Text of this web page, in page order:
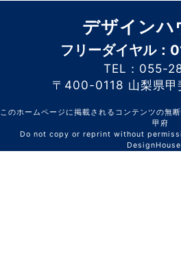
デザインハ
フリーダイヤル
TEL：055-
〒400-0118 山梨県甲
このホームページに掲載されるコンテンツの無
甲府
Do not copy or reprint without